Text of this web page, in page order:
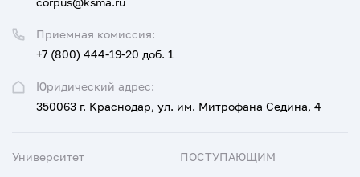
Юридический адрес:
350063 г. Краснодар, ул. им. Митрофана Седина, 4
Приемная комиссия:
+7 (800) 444-19-20 доб. 1
Университет ПОСТУПАЮЩИМ